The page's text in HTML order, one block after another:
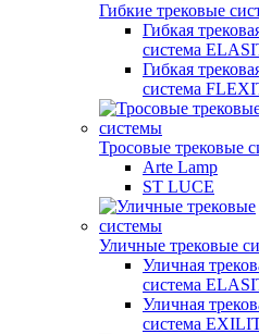
Гибкие трековые
Гибкая
система
Гибкая
система
Тросовые трековые
Arte Lamp
ST LUCE
Уличные трековые
Уличная
система
Уличная
система